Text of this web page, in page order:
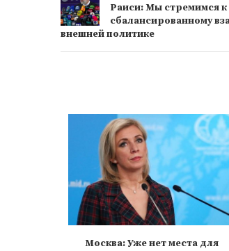
Раиси: Мы стремимся
сбалансированному
внешней политике
Москва: Уже нет места для